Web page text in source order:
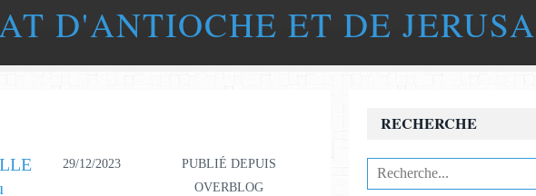
D'ANTIOCHE ET DE
29/12/2023
PUBLIÉ DEPUIS
OVERBLOG
RECHERCHE